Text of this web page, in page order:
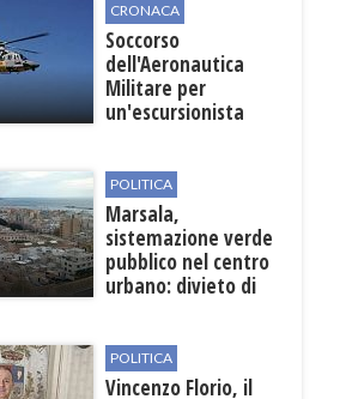
CRONACA
Soccorso
dell'Aeronautica
Militare per
un'escursionista
POLITICA
Marsala,
sistemazione verde
pubblico nel centro
urbano: divieto di
POLITICA
Vincenzo Florio, il